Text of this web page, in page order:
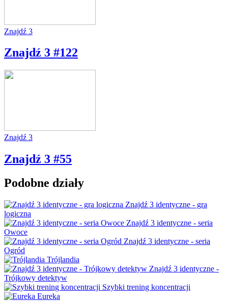
Znajdź 3
Znajdź 3 #122
Znajdź 3
Znajdź 3 #55
Podobne działy
Znajdź 3 identyczne - gra
logiczna
Znajdź 3 identyczne - seria
Owoce
Znajdź 3 identyczne - seria
Ogród
Trójlandia
Znajdź 3 identyczne -
Trójkowy detektyw
Szybki trening koncentracji
Eureka